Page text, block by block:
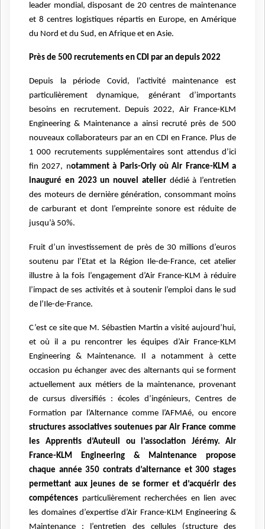
leader mondial, disposant de 20 centres de maintenance
et 8 centres logistiques répartis en Europe, en Amérique
du Nord et du Sud, en Afrique et en Asie.
Près de 500 recrutements en CDI par an depuis 2022
Depuis la période Covid, l’activité maintenance est
particulièrement dynamique, générant d’importants
besoins en recrutement. Depuis 2022, Air France-KLM
Engineering & Maintenance a ainsi recruté près de 500
nouveaux collaborateurs par an en CDI en France. Plus de
1 000 recrutements supplémentaires sont attendus d’ici
fin 2027, notamment à Paris-Orly où Air France-KLM a
inauguré en 2023 un nouvel atelierdédié à l’entretien
des moteurs de dernière génération, consommant moins
de carburant et dont l’empreinte sonore est réduite de
jusqu’à 50%.
Fruit d’un investissement de près de 30 millions d’euros
soutenu par l’Etat et la Région Ile-de-France, cet atelier
illustre à la fois l’engagement d’Air France-KLM à réduire
l’impact de ses activités et à soutenir l’emploi dans le sud
de l’Ile-de-France.
C’est ce site que M. Sébastien Martin a visité aujourd’hui,
et où il a pu rencontrer les équipes d’Air France-KLM
Engineering & Maintenance. Il a notamment à cette
occasion pu échanger avec des alternants qui se forment
actuellement aux métiers de la maintenance, provenant
de cursus diversifiés : écoles d’ingénieurs, Centres de
Formation par l’Alternance comme l’AFMAé, ou encore
structures associatives soutenues par Air France comme
les Apprentis d’Auteuil ou l’association Jérémy. Air
France-KLM Engineering & Maintenance propose
chaque année 350 contrats d’alternance et 300 stages
permettant aux jeunes de se former et d’acquérir des
compétences particulièrement recherchées en lien avec
les domaines d’expertise d’Air France-KLM Engineering &
Maintenance : l’entretien des cellules (structure des